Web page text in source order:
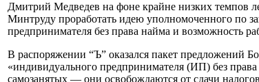
Дмитрий Медведев на фоне крайне низких темпов
Минтруду проработать идею уполномоченного по
предпринимателя без права найма и возможность
В распоряжении “Ъ” оказался пакет предложений
«индивидуального предпринимателя (ИП) без
самозанятых — они освобождаются от сдачи